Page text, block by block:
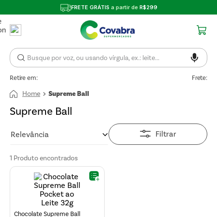
FRETE GRÁTIS a partir de R$299
Retire em: Frete:
Supreme Ball
Supreme Ball
Relevância Filtrar
1 Produto
Chocolate Supreme Ball